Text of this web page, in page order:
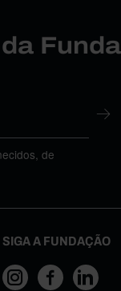
de
SIGA A FUNDAÇÃO